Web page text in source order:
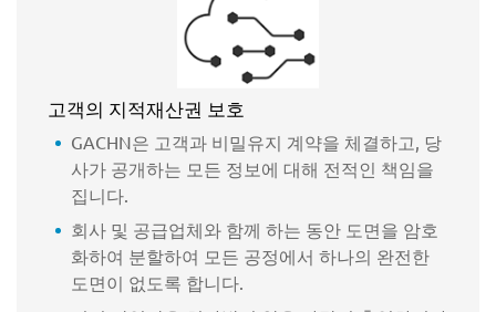
고객의 지적재산권 보호
GACHN은 고객과 비밀유지 계약을 체결하고, 당
사가 공개하는 모든 정보에 대해 전적인 책임을
집니다.
회사 및 공급업체와 함께 하는 동안 도면을 암호
화하여 분할하여 모든 공정에서 하나의 완전한
도면이 없도록 합니다.